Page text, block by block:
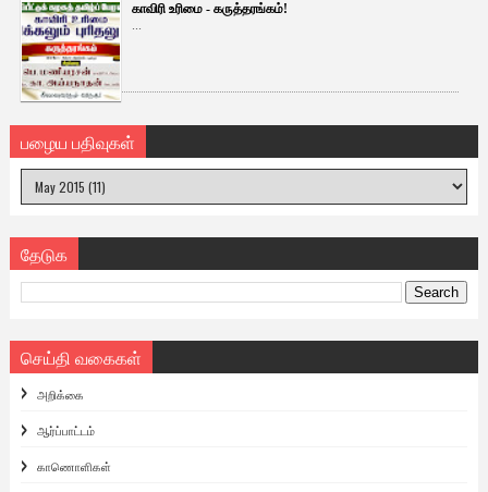
காவிரி உரிமை - கருத்தரங்கம்!
...
பழைய பதிவுகள்
தேடுக
செய்தி வகைகள்
அறிக்கை
ஆர்ப்பாட்டம்
காணொளிகள்